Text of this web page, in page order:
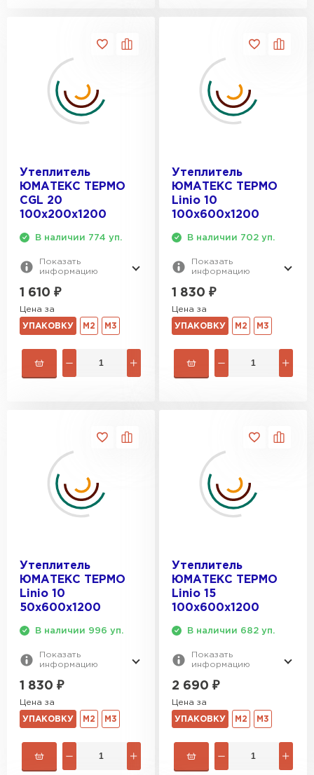
Утеплитель
ЮМАТЕКС ТЕРМО
CGL 20
100х200х1200
В наличии 774 уп.
Показать
информацию
1 610 ₽
Цена за
УПАКОВКУ М2 М3
Утеплитель
ЮМАТЕКС ТЕРМО
Linio 10
100х600х1200
В наличии 702 уп.
Показать
информацию
1 830 ₽
Цена за
УПАКОВКУ М2 М3
Утеплитель
ЮМАТЕКС ТЕРМО
Linio 10
50х600х1200
В наличии 996 уп.
Показать
информацию
1 830 ₽
Цена за
УПАКОВКУ М2 М3
Утеплитель
ЮМАТЕКС ТЕРМО
Linio 15
100х600х1200
В наличии 682 уп.
Показать
информацию
2 690 ₽
Цена за
УПАКОВКУ М2 М3